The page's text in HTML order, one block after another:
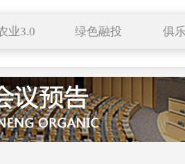
业3.0
然农法
医养生
农业
绿色融投
田园综合体
科技成果
跨界农业
俱